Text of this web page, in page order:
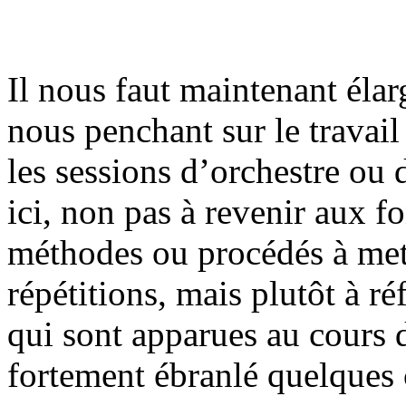
Il nous faut maintenant
nous penchant sur le
les sessions d’orchestre
ici, non pas à revenir aux
méthodes ou procédés à
répétitions, mais plutôt à
qui sont apparues au cours
fortement ébranlé quelques